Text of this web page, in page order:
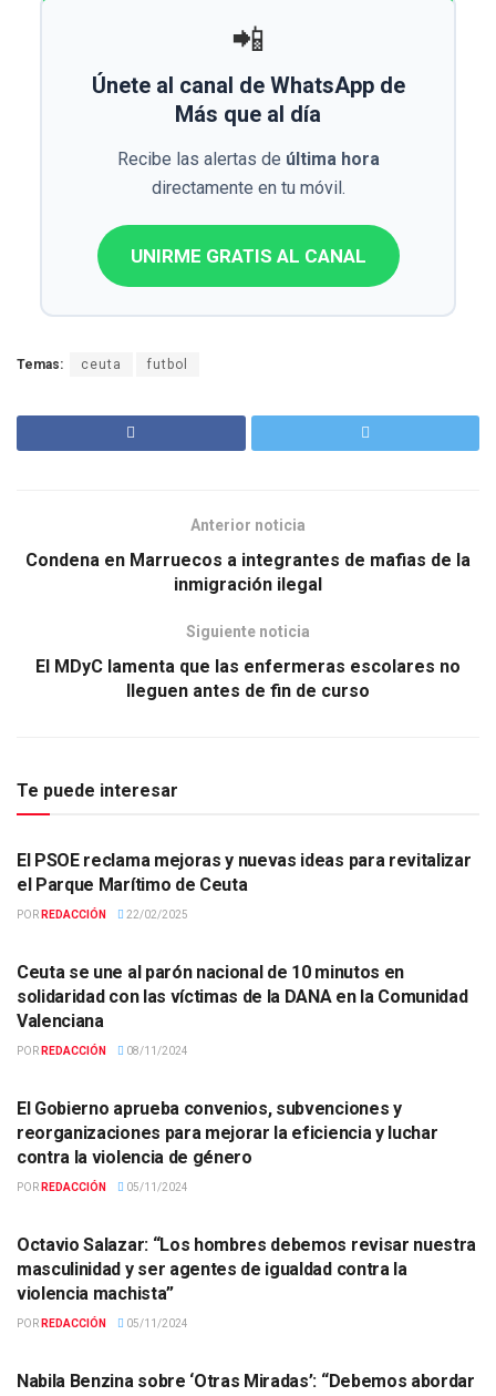
📲
Únete al canal de WhatsApp de
Más que al día
Recibe las alertas de última hora
directamente en tu móvil.
UNIRME GRATIS AL CANAL
Temas: ceuta futbol
Anterior noticia
Condena en Marruecos a integrantes de mafias de la
inmigración ilegal
Siguiente noticia
El MDyC lamenta que las enfermeras escolares no
lleguen antes de fin de curso
Te puede interesar
ACTUALIDAD
El PSOE reclama mejoras y nuevas ideas para revitalizar
el Parque Marítimo de Ceuta
POR REDACCIÓN 22/02/2025
Ceuta se une al parón nacional de 10 minutos en
solidaridad con las víctimas de la DANA en la Comunidad
Valenciana
POR REDACCIÓN 08/11/2024
El Gobierno aprueba convenios, subvenciones y
reorganizaciones para mejorar la eficiencia y luchar
contra la violencia de género
POR REDACCIÓN 05/11/2024
Octavio Salazar: “Los hombres debemos revisar nuestra
masculinidad y ser agentes de igualdad contra la
violencia machista”
POR REDACCIÓN 05/11/2024
Nabila Benzina sobre ‘Otras Miradas’: “Debemos abordar